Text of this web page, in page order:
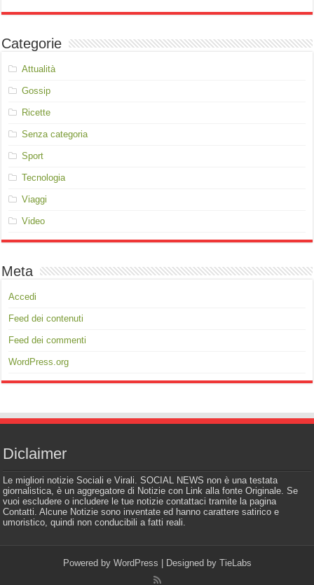
Categorie
Attualità
Gossip
Ricette
Senza categoria
Sport
Tecnologia
Viaggi
Video
Meta
Accedi
Feed dei contenuti
Feed dei commenti
WordPress.org
Diclaimer
Le migliori notizie Sociali e Virali. SOCIAL NEWS non è una testata
giornalistica, è un aggregatore di Notizie con Link alla fonte Originale. Se
vuoi escludere o includere le tue notizie contattaci tramite la pagina
Contatti. Alcune Notizie sono inventate ed hanno carattere satirico e
umoristico, quindi non conducibili a fatti reali.
Powered by WordPress | Designed by TieLabs